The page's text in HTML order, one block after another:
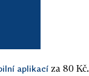
aplikací za 80 Kč.